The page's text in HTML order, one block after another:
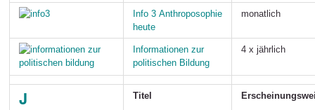
Info 3Anthroposophie
heute
monatlich
Informationen zur
politischen Bildung
4 x jährlich
J Titel